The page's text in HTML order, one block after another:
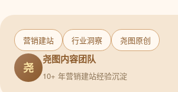
营销建站 行业洞察 尧图原创
尧
尧图内容团队
10+ 年营销建站经验沉淀